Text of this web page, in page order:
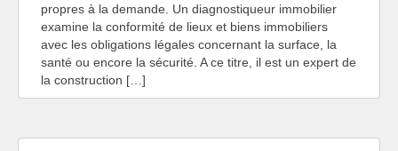
propres à la demande. Un diagnostiqueur immobilier
examine la conformité de lieux et biens immobiliers
avec les obligations légales concernant la surface, la
santé ou encore la sécurité. A ce titre, il est un expert de
la construction […]